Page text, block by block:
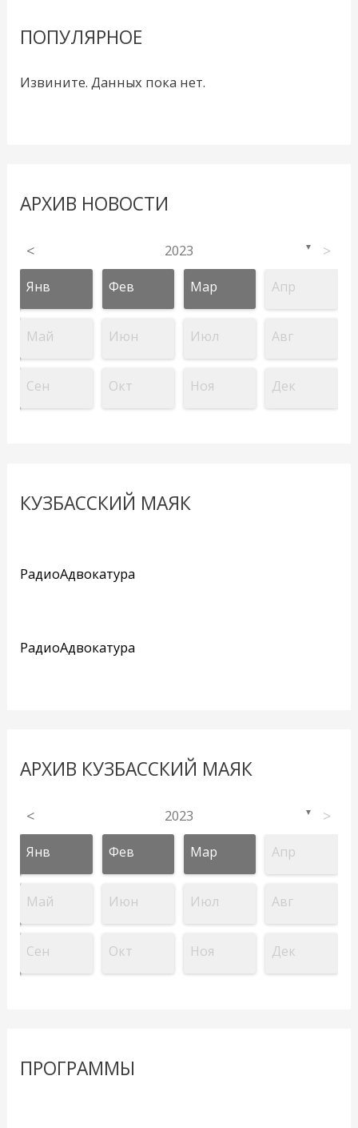
ПОПУЛЯРНОЕ
Извините. Данных пока нет.
АРХИВ НОВОСТИ
< 2023 ▼ >
Янв Фев Мар Апр
Май Июн Июл Авг
Сен Окт Ноя Дек
КУЗБАССКИЙ МАЯК
РадиоАдвокатура
РадиоАдвокатура
АРХИВ КУЗБАССКИЙ МАЯК
< 2023 ▼ >
Янв Фев Мар Апр
Май Июн Июл Авг
Сен Окт Ноя Дек
ПРОГРАММЫ